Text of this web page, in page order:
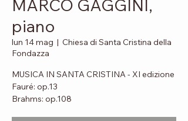
MARCO GAGGINI,
piano
lun 14 mag
  |
Chiesa di Santa Cristina della
Fondazza
MUSICA IN SANTA CRISTINA - XI edizione
Fauré: op.13
Brahms: op.108